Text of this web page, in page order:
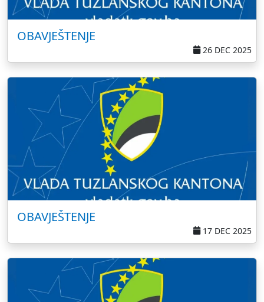
OBAVJEŠTENJE
26 DEC 2025
OBAVJEŠTENJE
17 DEC 2025